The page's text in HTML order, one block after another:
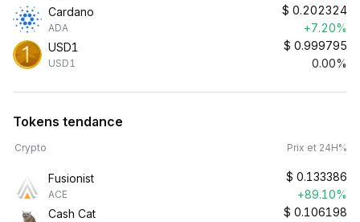
Cardano
ADA
$ 0.202324
+7.20%
USD1
USD1
$ 0.999795
0.00%
Tokens tendance
Crypto Prix et 24H%
Fusionist
ACE
$ 0.133386
+89.10%
Cash Cat
$ 0.106198